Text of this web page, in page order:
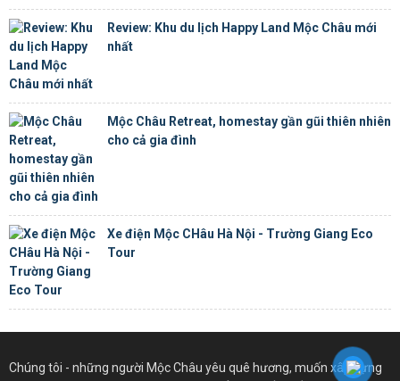
Review: Khu du lịch Happy Land Mộc Châu mới
nhất
Mộc Châu Retreat, homestay gần gũi thiên nhiên
cho cả gia đình
Xe điện Mộc CHâu Hà Nội - Trường Giang Eco
Tour
Chúng tôi - những người Mộc Châu yêu quê hương, muốn xây dựng